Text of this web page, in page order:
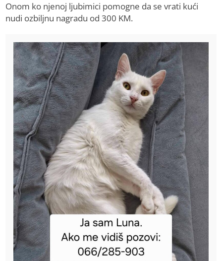
Onom ko njenoj ljubimici pomogne da se vrati kući
nudi ozbiljnu nagradu od 300 KM.